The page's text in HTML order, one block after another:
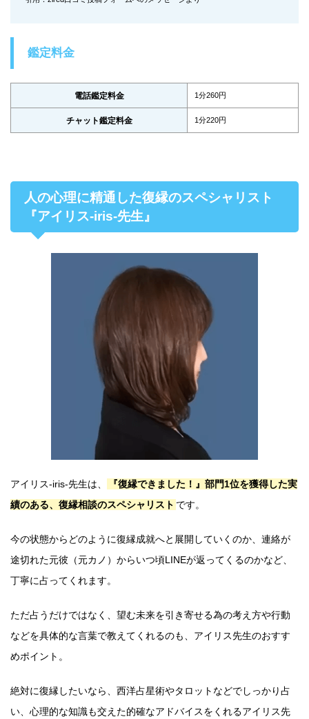
鑑定料金
電話鑑定料金 1分260円
チャット鑑定料金 1分220円
人の心理に精通した復縁のスペシャリスト
『アイリス-iris-先生』
アイリス-iris-先生は、
『復縁できました！』部門1位を獲得した実
績のある、復縁相談のスペシャリスト です。
今の状態からどのように復縁成就へと展開していくのか、連絡が
途切れた元彼（元カノ）からいつ頃LINEが返ってくるのかなど、
丁寧に占ってくれます。
ただ占うだけではなく、望む未来を引き寄せる為の考え方や行動
などを具体的な言葉で教えてくれるのも、アイリス先生のおすす
めポイント。
絶対に復縁したいなら、西洋占星術やタロットなどでしっかり占
い、心理的な知識も交えた的確なアドバイスをくれるアイリス先